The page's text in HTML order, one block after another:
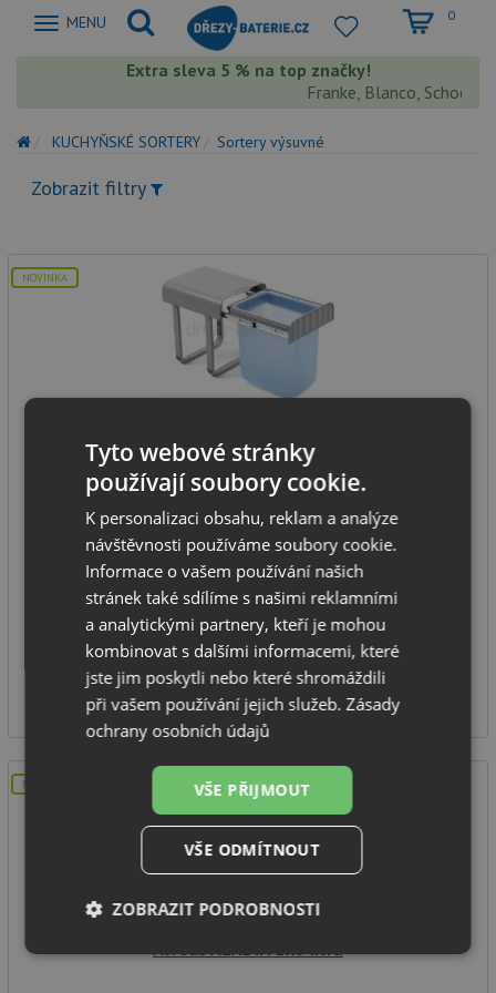
Zobrazit
MENU 0
Extra sleva 5 % na top značky!
Franke, Blanco, Schock,
KUCHYŇSKÉ SORTERY Sortery výsuvné
Zobrazit filtry
NOVINKA
Alveus ALADIN 1x16 litrů
spodní skříňka od: 400 mm
rozměr: 300 x 335 x 362 mm
počet nádob: 1
celkový objem: 16 litrů
SKLADEM
1 309 Kč
NOVINKA
Alveus ALADIN 2x8 litrů
Tyto webové stránky
používají soubory cookie.
K personalizaci obsahu, reklam a analýze
návštěvnosti používáme soubory cookie.
Informace o vašem používání našich
stránek také sdílíme s našimi reklamními
a analytickými partnery, kteří je mohou
kombinovat s dalšími informacemi, které
jste jim poskytli nebo které shromáždili
při vašem používání jejich služeb.Zásady
ochrany osobních údajů
VŠE PŘIJMOUT
VŠE ODMÍTNOUT
ZOBRAZIT PODROBNOSTI
Nezbytně
Výkonové
Soubory